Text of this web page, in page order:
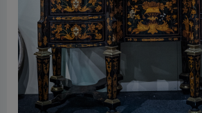
Foto collaterale “Onda su onda”